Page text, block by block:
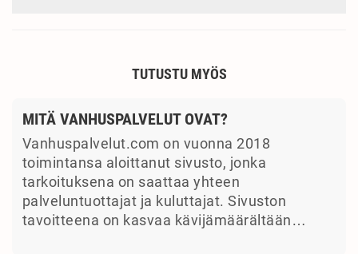
TUTUSTU MYÖS
MITÄ VANHUSPALVELUT OVAT?
Vanhuspalvelut.com on vuonna 2018
toimintansa aloittanut sivusto, jonka
tarkoituksena on saattaa yhteen
palveluntuottajat ja kuluttajat. Sivuston
tavoitteena on kasvaa kävijämäärältään…